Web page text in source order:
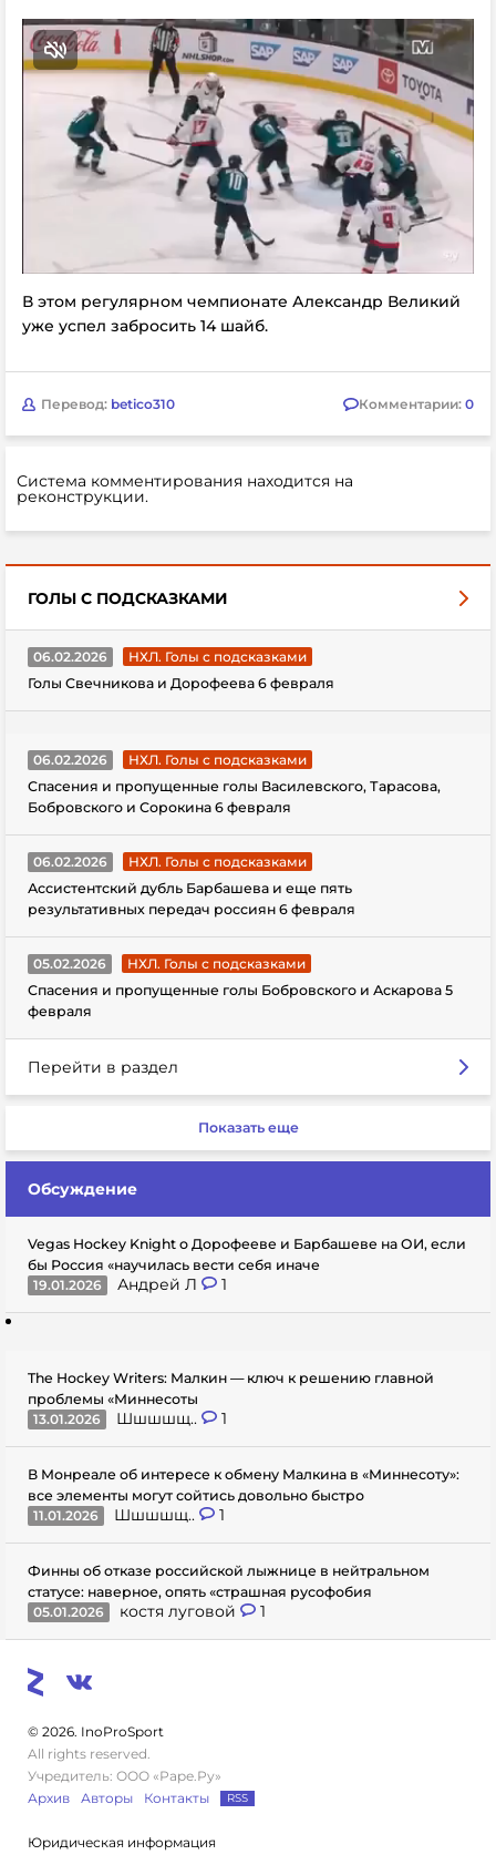
В этом регулярном чемпионате Александр Великий
уже успел забросить 14 шайб.
Перевод: betico310 Комментарии: 0
Система комментирования находится на
реконструкции.
ГОЛЫ С ПОДСКАЗКАМИ
06.02.2026
НХЛ. Голы с подсказками
Голы Свечникова и Дорофеева 6 февраля
06.02.2026
НХЛ. Голы с подсказками
Спасения и пропущенные голы Василевского, Тарасова,
Бобровского и Сорокина 6 февраля
06.02.2026
НХЛ. Голы с подсказками
Ассистентский дубль Барбашева и еще пять
результативных передач россиян 6 февраля
05.02.2026
НХЛ. Голы с подсказками
Спасения и пропущенные голы Бобровского и Аскарова 5
февраля
Перейти в раздел
Показать еще
Обсуждение
Vegas Hockey Knight о Дорофееве и Барбашеве на ОИ, если
бы Россия «научилась вести себя иначе
19.01.2026
Андрей Л 1
The Hockey Writers: Малкин — ключ к решению главной
проблемы «Миннесоты
13.01.2026
Шшшшщ.. 1
В Монреале об интересе к обмену Малкина в «Миннесоту»:
все элементы могут сойтись довольно быстро
11.01.2026
Шшшшщ.. 1
Финны об отказе российской лыжнице в нейтральном
статусе: наверное, опять «страшная русофобия
05.01.2026
костя луговой 1
© 2026. InoProSport
All rights reserved.
Учредитель: ООО «Раре.Ру»
Архив
Авторы Контакты RSS
Юридическая информация